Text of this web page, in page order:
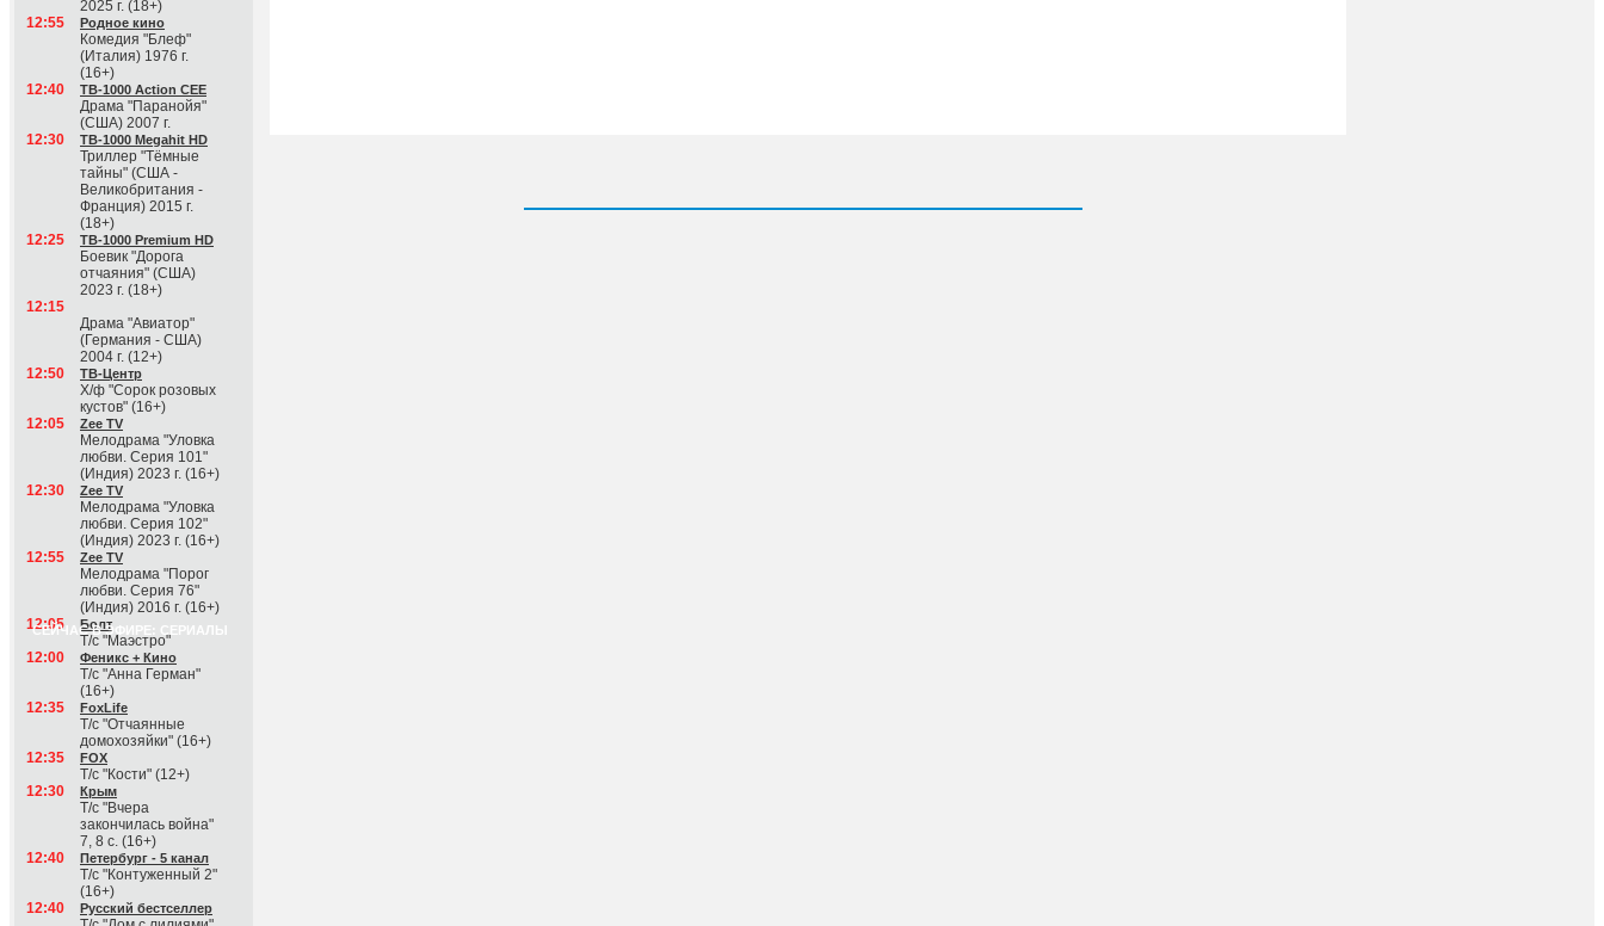
2025 г. (18+)
12:55
Родное кино
Комедия "Блеф"
(Италия) 1976 г.
(16+)
12:40
ТВ-1000 Action CEE
Драма "Паранойя"
(США) 2007 г.
12:30
ТВ-1000 Megahit HD
Триллер "Тёмные
тайны" (США -
Великобритания -
Франция) 2015 г.
(18+)
12:25
ТВ-1000 Premium HD
Боевик "Дорога
отчаяния" (США)
2023 г. (18+)
12:15
Драма "Авиатор"
(Германия - США)
2004 г. (12+)
12:50
ТВ-Центр
Х/ф "Сорок розовых
кустов" (16+)
12:05
Zee TV
Мелодрама "Уловка
любви. Серия 101"
(Индия) 2023 г. (16+)
12:30
Zee TV
Мелодрама "Уловка
любви. Серия 102"
(Индия) 2023 г. (16+)
12:55
Zee TV
Мелодрама "Порог
любви. Серия 76"
(Индия) 2016 г. (16+)
СЕЙЧАС В ЭФИРЕ: СЕРИАЛЫ
12:05 Болт
Т/с "Маэстро"
12:00
Феникс + Кино
Т/с "Анна Герман"
(16+)
12:35
FoxLife
Т/с "Отчаянные
домохозяйки" (16+)
12:35
FOX
Т/с "Кости" (12+)
12:30
Крым
Т/с "Вчера
закончилась война"
7, 8 с. (16+)
12:40
Петербург - 5 канал
Т/с "Контуженный 2"
(16+)
12:40
Русский бестселлер